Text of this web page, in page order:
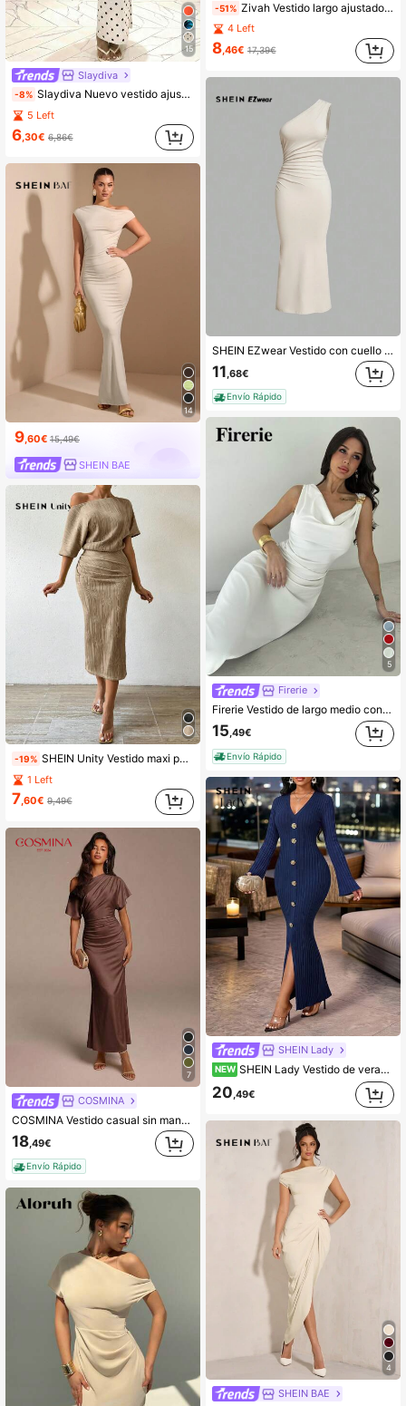
15
Slaydiva
-8% Slaydiva Nuevo vestido ajustado asimétrico sin mangas con cintura fruncida, de estilo minimalista básico Y2K, ideal para festivales de música de primavera/verano, San Valentín, Pascua, uso diario, citas, sexy y deportivo, con estampado de lunares en blanco y negro para mujer
5 Left
6 ,30€ 6,86€
14
9,60€ 15,49€
SHEIN BAE
-19% SHEIN Unity Vestido maxi para mujer de unicolor con cuello asimétrico texturizado y cintura recogida
1 Left
7,60€ 9,49€
7
COSMINA
COSMINA Vestido casual sin mangas con pliegues y bajo de cola de pez en color albaricoque, adecuado para vacaciones, trabajo, fiestas y bodas
18,49€
Envío Rápido
-51% Zivah Vestido largo ajustado de mujer de unicolor con hombro asimétrico, cintura ceñida, fruncido y abertura lateral alta
4 Left
8,46€ 17,39€
SHEIN EZwear Vestido con cuello asimétrico fruncido en unicolor elegante para primavera/verano
11 ,68€
Envío Rápido
5
Firerie
Firerie Vestido de largo medio con cuello asimétrico adrapeado, cintura fruncida, de color blanco. Vestido elegante y sexy para ir al trabajo, vacaciones, primavera/verano, para eventos como bodas, graduaciones, bailes de promoción.
15,49€
Envío Rápido
SHEIN Lady
NEW SHEIN Lady Vestido de verano casual de uso diario para mujer, color liso, cuello en V, diseño con abertura, largo medio
20 ,49€
4
SHEIN BAE